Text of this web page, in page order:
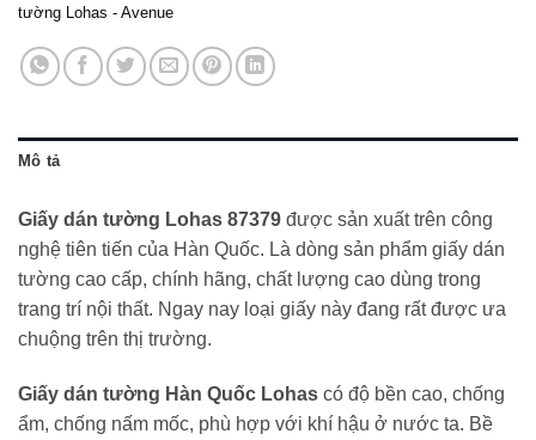
tường Lohas - Avenue
Mô tả
Giấy dán tường Lohas 87379 được sản xuất trên công
nghệ tiên tiến của Hàn Quốc. Là dòng sản phẩm giấy dán
tường cao cấp, chính hãng, chất lượng cao dùng trong
trang trí nội thất. Ngay nay loại giấy này đang rất được ưa
chuộng trên thị trường.
Giấy dán tường Hàn Quốc Lohas có độ bền cao, chống
ẩm, chống nấm mốc, phù hợp với khí hậu ở nước ta. Bề